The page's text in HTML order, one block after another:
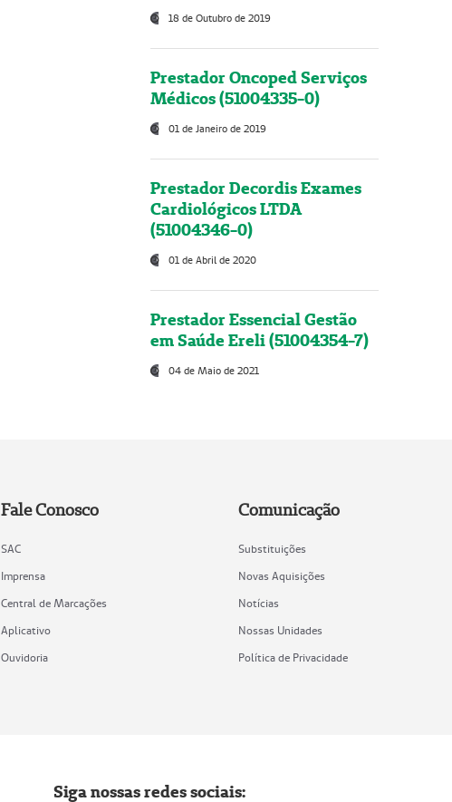
18 de Outubro de 2019
Prestador Oncoped Serviços
Médicos (51004335-0)
01 de Janeiro de 2019
Prestador Decordis Exames
Cardiológicos LTDA
(51004346-0)
01 de Abril de 2020
Prestador Essencial Gestão
em Saúde Ereli (51004354-7)
04 de Maio de 2021
Fale Conosco
SAC
Imprensa
Central de Marcações
Aplicativo
Ouvidoria
Comunicação
Substituições
Novas Aquisições
Notícias
Nossas Unidades
Política de Privacidade
Siga nossas redes sociais: